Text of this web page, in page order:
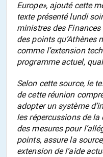
Europe», ajouté cette
texte présenté lundi
ministres des
des points qu’Athènes
comme l’extension
programme actuel,
Selon cette source, le
de cette réunion
adopter un système
les répercussions de
des mesures pour
points, assure la
extension de l’aide